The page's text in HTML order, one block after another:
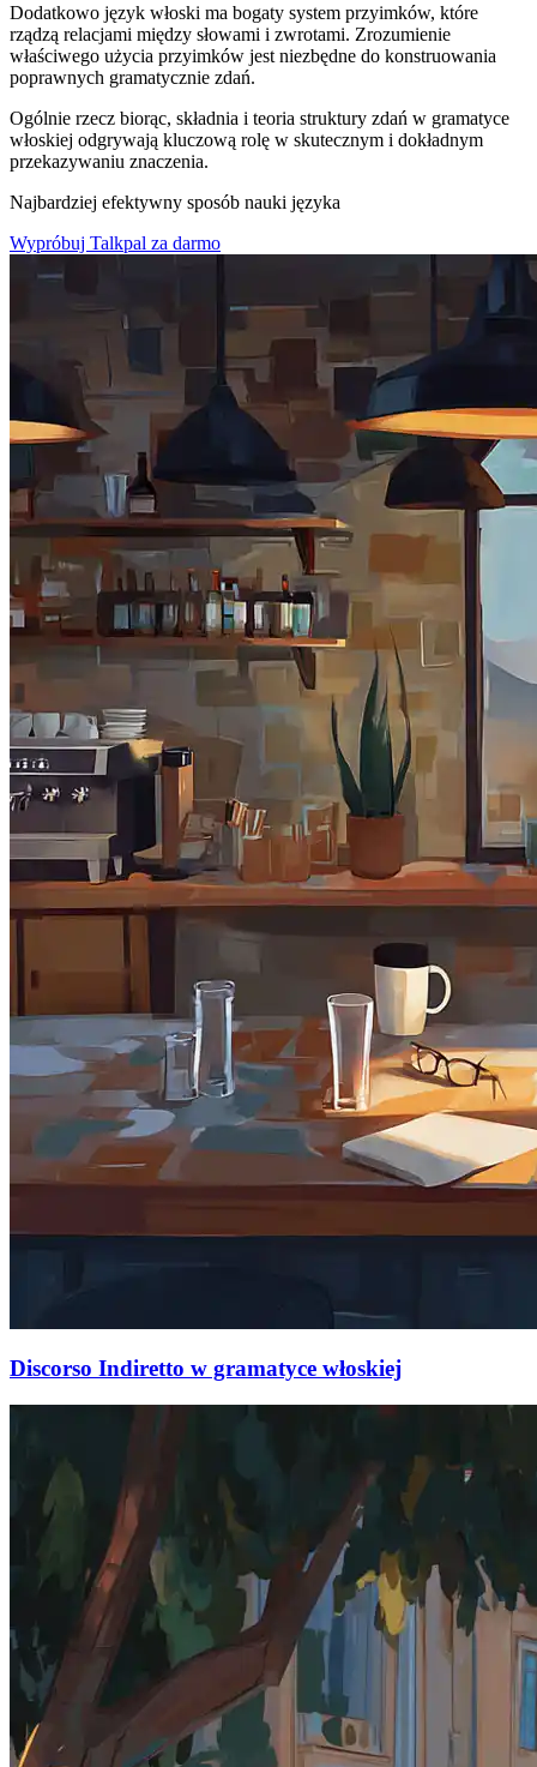
Dodatkowo język włoski ma bogaty system przyimków, które
rządzą relacjami między słowami i zwrotami. Zrozumienie
właściwego użycia przyimków jest niezbędne do konstruowania
poprawnych gramatycznie zdań.
Ogólnie rzecz biorąc, składnia i teoria struktury zdań w gramatyce
włoskiej odgrywają kluczową rolę w skutecznym i dokładnym
przekazywaniu znaczenia.
Najbardziej efektywny sposób nauki języka
Wypróbuj Talkpal za darmo
Discorso Indiretto w gramatyce włoskiej